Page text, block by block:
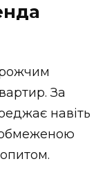
За
навіть
обмеженою